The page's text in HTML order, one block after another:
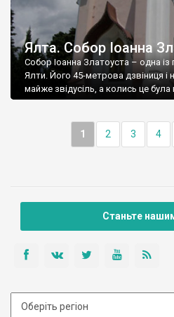
Ялта. Собор Іоанна
Собор Іоанна Златоуста – одна
Ялти. Його 45-метрова дзвіниця і
майже звідусіль, а колись це
1 2 3 4
Станьте